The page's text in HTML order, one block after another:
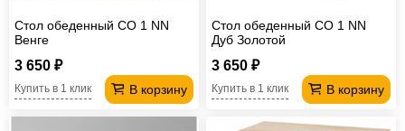
Стол обеденный СО 1 NN
Венге
3 650 ₽
В корзину
Купить в 1 клик
Стол обеденный СО 1 NN
Дуб Золотой
3 650 ₽
В корзину
Купить в 1 клик